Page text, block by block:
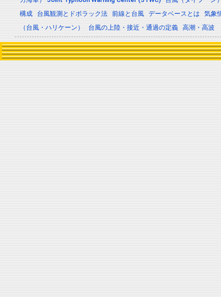
構成
台風観測とドボラック法 前線と台風 データベースとは
気象
（台風・ハリケーン）
台風の上陸・接近・通過の定義 高潮・高波